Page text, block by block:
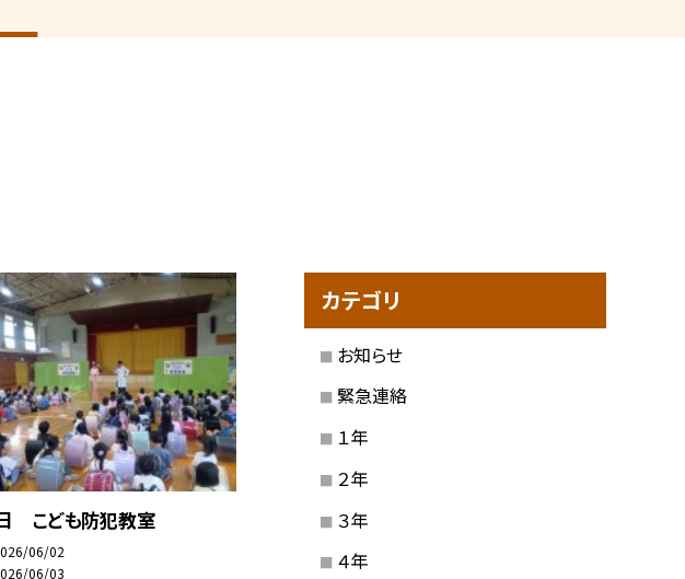
こども防犯教室
06/02
06/03
カテゴリ
お知らせ
緊急連絡
１年
２年
３年
４年